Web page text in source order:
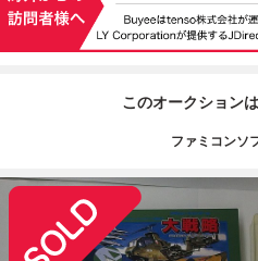
このオークション
ファミコンソ